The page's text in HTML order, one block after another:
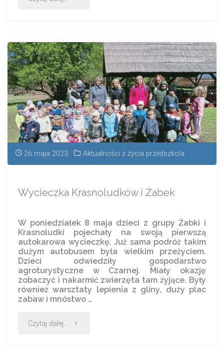
26 maja 2023 Aktualności z życia przedszkola
Wycieczka Krasnoludków i Żabek
W poniedziałek 8 maja dzieci z grupy Żabki i
Krasnoludki pojechały na swoją pierwszą
autokarowa wycieczkę. Już sama podróż takim
dużym autobusem była wielkim przeżyciem.
Dzieci odwiedziły gospodarstwo
agroturystyczne w Czarnej. Miały okazję
zobaczyć i nakarmić zwierzęta tam żyjące. Były
również warsztaty lepienia z gliny, duży plac
zabaw i mnóstwo …
Czytaj dalej...